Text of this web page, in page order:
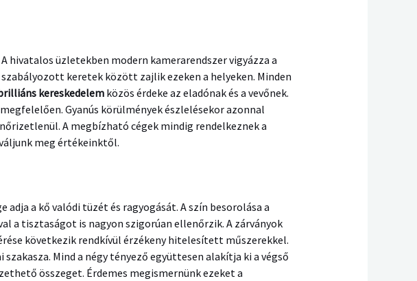
hivatalos üzletekben modern kamerarendszer vigyázza a
keretek között zajlik ezeken a helyeken. Minden
kereskedelemközös érdeke az eladónak és a vevőnek.
Gyanús körülmények észlelésekor azonnal
A megbízható cégek mindig rendelkeznek a
meg értékeinktől.
a kő valódi tüzét és ragyogását. A szín besorolása a
a tisztaságot is nagyon szigorúan ellenőrzik. A zárványok
következik rendkívül érzékeny hitelesített műszerekkel.
Mind a négy tényező együttesen alakítja ki a végső
összeget. Érdemes megismernünk ezeket a